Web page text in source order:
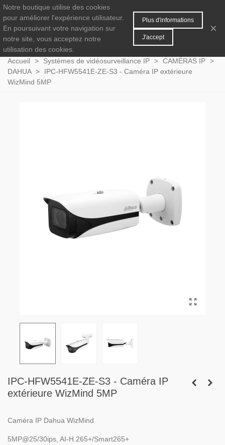
0 MENU
Accueil > Systèmes de vidéosurveillance IP > CAMÉRAS IP >
DAHUA >
IPC-HFW5541E-ZE-S3 - Caméra IP extérieure
WizMind 5MP
IPC-HFW5541E-ZE-S3 - Caméra IP
extérieure WizMind 5MP
Caméra IP Dahua WizMind
5MP@25/30ips, AI-H.265+/Smart265+
Notre boutique utilise des cookies
pour améliorer l'expérience utilisateur.
En poursuivant votre navigation sur
notre site, vous acceptez notre
utilisation des cookies.
Plus d'informations
J'accept
×